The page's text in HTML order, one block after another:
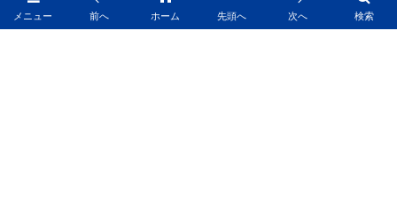
メニュー 検索
前へ ホーム 先頭へ 次へ